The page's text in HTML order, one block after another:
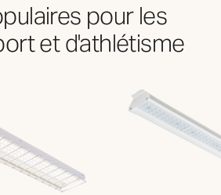
pour les
et d'athlétisme